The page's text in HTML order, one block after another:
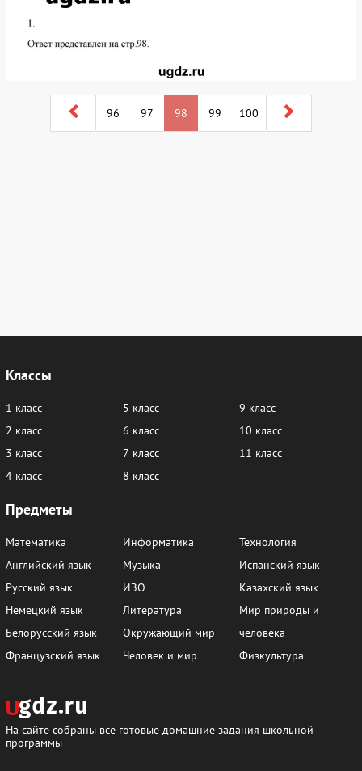
96 97 98 99 100
Классы
1 класс
2 класс
3 класс
4 класс
5 класс
6 класс
7 класс
8 класс
9 класс
10 класс
11 класс
Предметы
Математика
Английский язык
Русский язык
Немецкий язык
Белорусский язык
Французский язык
Информатика
Музыка
ИЗО
Литература
Окружающий мир
Человек и мир
Технология
Испанский язык
Казахский язык
Мир природы и
человека
Физкультура
На сайте собраны все готовые домашние задания школьной
программы